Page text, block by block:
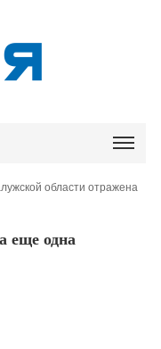
области отражена
еще одна